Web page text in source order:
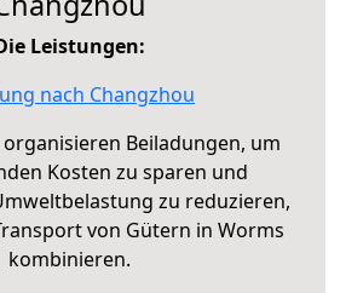
Leistungen:
nach Changzhou
Beiladungen, um
Kosten zu sparen und
zu reduzieren,
von Gütern in Worms
kombinieren.